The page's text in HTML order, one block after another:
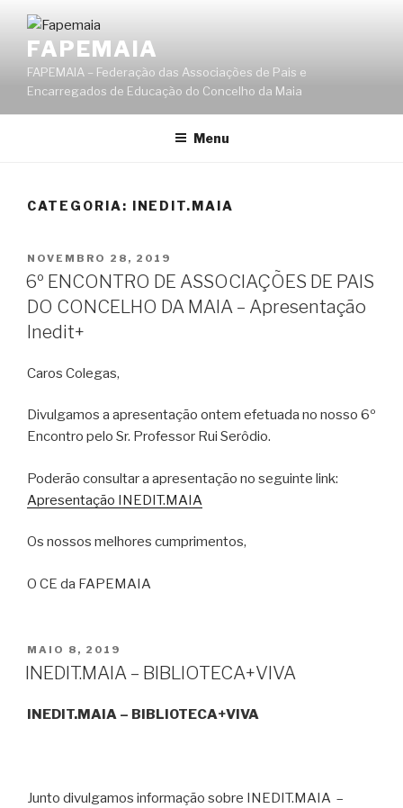
conteúdo
FAPEMAIA
FAPEMAIA – Federação das Associações de Pais e
Encarregados de Educação do Concelho da Maia
Menu
CATEGORIA: INEDIT.MAIA
PUBLICADO
EM
NOVEMBRO 28, 2019
6º ENCONTRO DE ASSOCIAÇÕES DE PAIS
DO CONCELHO DA MAIA – Apresentação
Inedit+
Caros Colegas,
Divulgamos a apresentação ontem efetuada no nosso 6º
Encontro pelo Sr. Professor Rui Serôdio.
Poderão consultar a apresentação no seguinte link:
Apresentação INEDIT.MAIA
Os nossos melhores cumprimentos,
O CE da FAPEMAIA
PUBLICADO
EM
MAIO 8, 2019
INEDIT.MAIA – BIBLIOTECA+VIVA
INEDIT.MAIA – BIBLIOTECA+VIVA
Junto divulgamos informação sobre INEDIT.MAIA –